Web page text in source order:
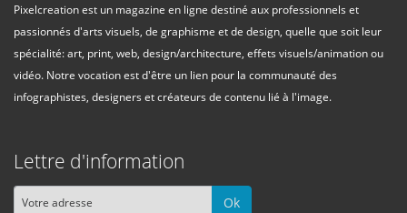
Pixelcreation est un magazine en ligne destiné aux professionnels et
passionnés d'arts visuels, de graphisme et de design, quelle que soit leur
spécialité: art, print, web, design/architecture, effets visuels/animation ou
vidéo. Notre vocation est d'être un lien pour la communauté des
infographistes, designers et créateurs de contenu lié à l'image.
Lettre d'information
Ok